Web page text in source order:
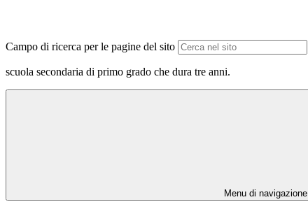
Campo di ricerca per le pagine del sito
scuola secondaria di primo grado che dura tre anni.
Menu di navigazione